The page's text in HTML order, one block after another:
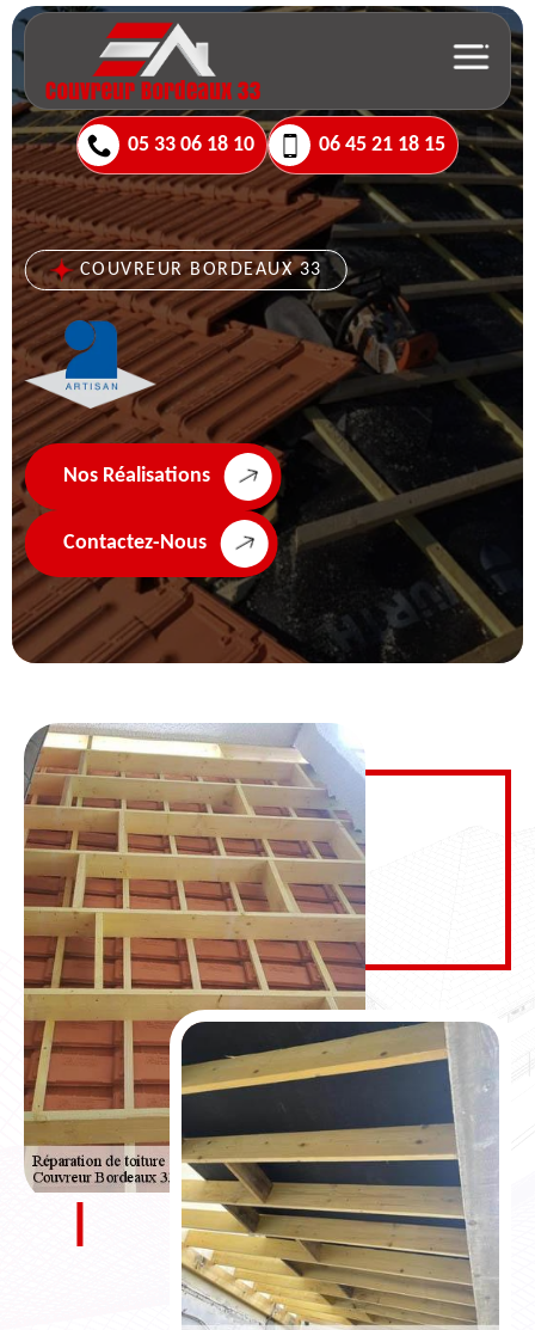
05 33 06 18 10 06 45 21 18 15
COUVREUR BORDEAUX 33
Nos Réalisations
Contactez-Nous